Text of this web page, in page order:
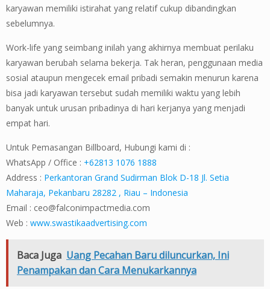
karyawan memiliki istirahat yang relatif cukup dibandingkan
sebelumnya.
Work-life yang seimbang inilah yang akhirnya membuat perilaku
karyawan berubah selama bekerja. Tak heran, penggunaan media
sosial ataupun mengecek email pribadi semakin menurun karena
bisa jadi karyawan tersebut sudah memiliki waktu yang lebih
banyak untuk urusan pribadinya di hari kerjanya yang menjadi
empat hari.
Untuk Pemasangan Billboard, Hubungi kami di :
WhatsApp / Office : +62813 1076 1888
Address : Perkantoran Grand Sudirman Blok D-18 Jl. Setia
Maharaja, Pekanbaru 28282 , Riau – Indonesia
Email : ceo@falconimpactmedia.com
Web : www.swastikaadvertising.com
Baca Juga Uang Pecahan Baru diluncurkan, Ini
Penampakan dan Cara Menukarkannya